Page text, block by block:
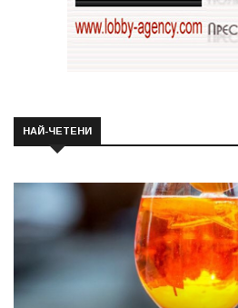
НАЙ-ЧЕТЕНИ